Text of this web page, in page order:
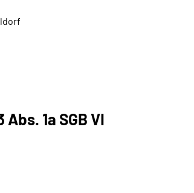
1a SGB VI